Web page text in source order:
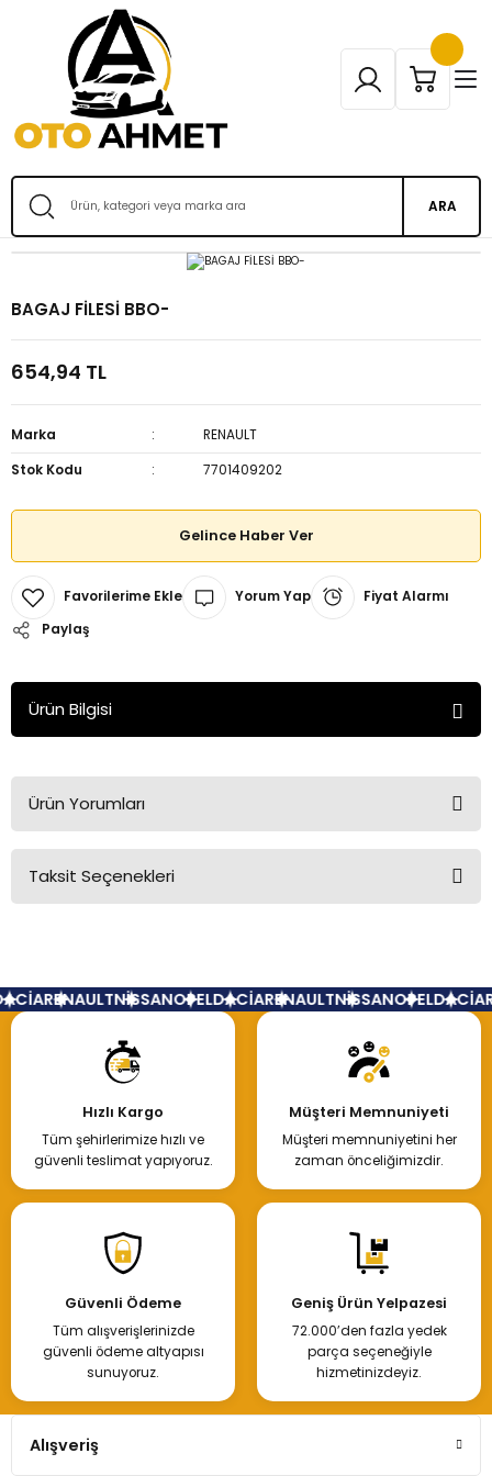
ARA
BAGAJ FİLESİ BBO-
654,94 TL
Marka
RENAULT
Stok Kodu
7701409202
Gelince Haber Ver
Yorum Yap
Fiyat Alarmı
Paylaş
Ürün Bilgisi
Ürün Yorumları
Bu ürüne ilk yorumu siz yapın!
Taksit Seçenekleri
RENAULTNİSSANOPELDACİARENAULTNİSSANOPELDACİA
Hızlı Kargo
Tüm şehirlerimize hızlı ve
güvenli teslimat yapıyoruz.
Müşteri Memnuniyeti
Müşteri memnuniyetini her
zaman önceliğimizdir.
Güvenli Ödeme
Tüm alışverişlerinizde
güvenli ödeme altyapısı
sunuyoruz.
Geniş Ürün Yelpazesi
72.000’den fazla yedek
parça seçeneğiyle
hizmetinizdeyiz.
Alışveriş